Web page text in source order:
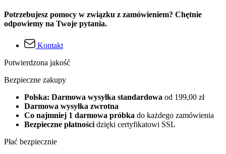
Potrzebujesz pomocy w związku z zamówieniem? Chętnie
odpowiemy na Twoje pytania.
Kontakt
Potwierdzona jakość
Bezpieczne zakupy
Polska: Darmowa wysyłka standardowa od 199,00 zł
Darmowa wysyłka zwrotna
Co najmniej 1 darmowa próbka do każdego zamówienia
Bezpieczne płatnościdzięki certyfikatowi SSL
Płać bezpiecznie